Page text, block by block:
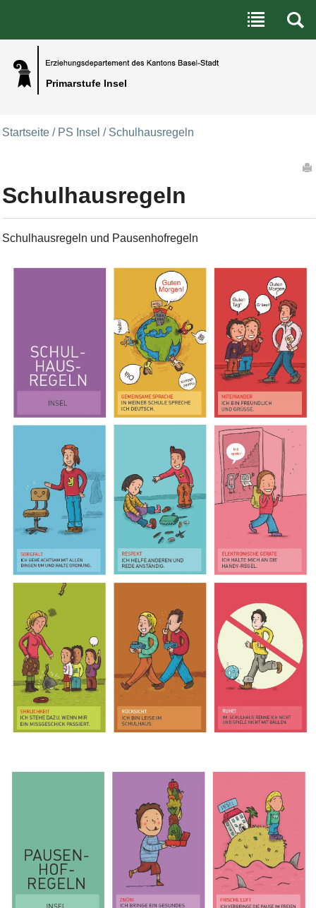
Primarstufe Insel
Benutzerspezifische Werkzeuge
Direkt zum Inhalt|Direkt zur Navigation
Startseite / PS Insel / Schulhausregeln
Schulhausregeln
Schulhausregeln und Pausenhofregeln